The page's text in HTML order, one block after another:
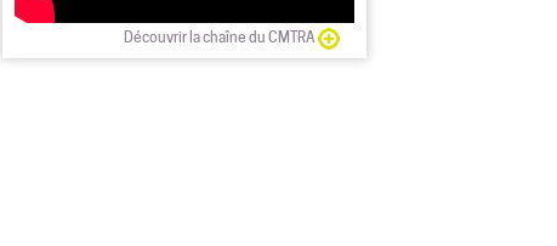
Découvrir la chaîne du CMTRA